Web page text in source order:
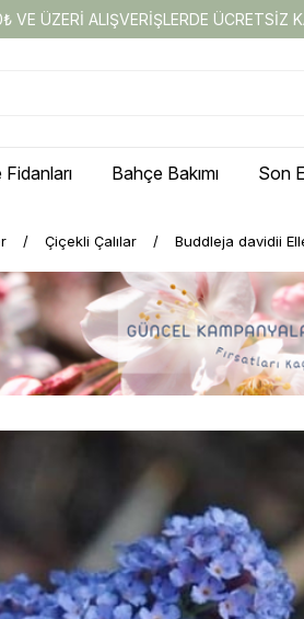
VE ÜZERİ ALIŞVERİŞLERDE ÜCRETSİZ
Bahçe Bakımı Son
Çiçekli Çalılar Buddleja davidii